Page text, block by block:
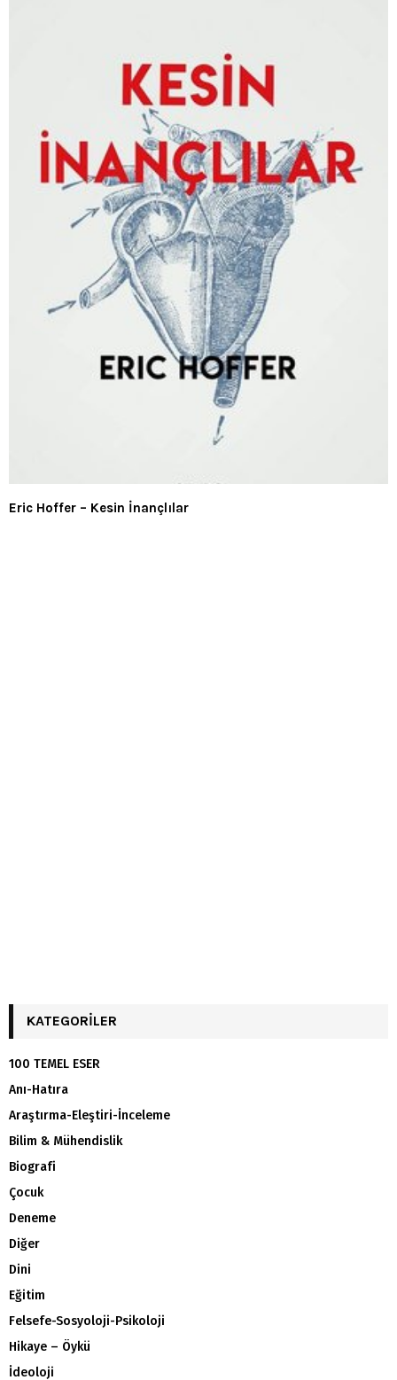
Eric Hoffer – Kesin İnançlılar
KATEGORILER
100 TEMEL ESER
Anı-Hatıra
Araştırma-Eleştiri-İnceleme
Bilim & Mühendislik
Biografi
Çocuk
Deneme
Diğer
Dini
Eğitim
Felsefe-Sosyoloji-Psikoloji
Hikaye – Öykü
İdeoloji